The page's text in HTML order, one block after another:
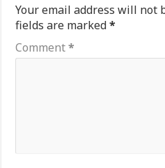
Your email address will not
fields are marked*
Comment*